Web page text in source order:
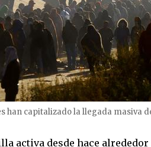
han capitalizado la llegada masiva
activa desde hace